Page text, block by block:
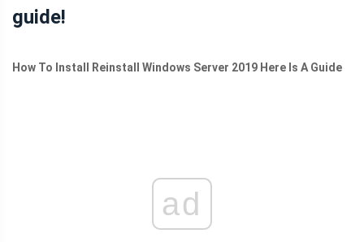
guide!
How To Install Reinstall Windows Server 2019 Here Is A Guide
ad